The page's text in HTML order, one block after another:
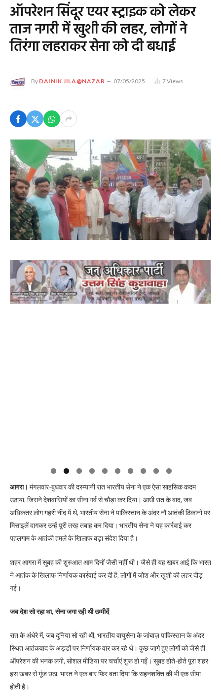
ऑपरेशन सिंदूर एयर स्ट्राइक को लेकर
ताज नगरी में खुशी की लहर, लोगों ने
तिरंगा लहराकर सेना को दी बधाई
By DAINIK JILA@NAZAR 07/05/2025 7Views
आगरा। मंगलवार-बुधवार की दरम्यानी रात भारतीय सेना ने एक ऐसा साहसिक कदम
उठाया, जिसने देशवासियों का सीना गर्व से चौड़ा कर दिया। आधी रात के बाद, जब
अधिकतर लोग गहरी नींद में थे, भारतीय सेना ने पाकिस्तान के अंदर नौ आतंकी ठिकानों पर
मिसाइलें दागकर उन्हें पूरी तरह तबाह कर दिया। भारतीय सेना ने यह कार्रवाई कर
पहलगाम के आतंकी हमले के खिलाफ बड़ा संदेश दिया है।
शहर आगरा में सुबह की शुरुआत आम दिनों जैसी नहीं थी। जैसे ही यह खबर आई कि भारत
ने आतंक के खिलाफ निर्णायक कार्रवाई कर दी है, लोगों में जोश और खुशी की लहर दौड़
गई।
जब देश सो रहा था, सेना जगा रही थी उम्मीदें
रात के अंधेरे में, जब दुनिया सो रही थी, भारतीय वायुसेना के जांबाज़ पाकिस्तान के अंदर
स्थित आतंकवाद के अड्डों पर निर्णायक वार कर रहे थे। कुछ जागे हुए लोगों को जैसे ही
ऑपरेशन की भनक लगी, सोशल मीडिया पर चर्चाएं शुरू हो गईं। सुबह होते-होते पूरा शहर
इस खबर से गूंज उठा, भारत ने एक बार फिर बता दिया कि सहनशक्ति की भी एक सीमा
होती है।